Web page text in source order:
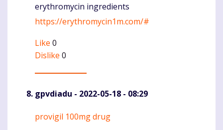
Komentaras
erythromycin ingredients
https://erythromycin1m.com/#
Like 0
Dislike 0
gpvdiadu - 2022-05-18 - 08:29
Komentaras
provigil 100mg drug